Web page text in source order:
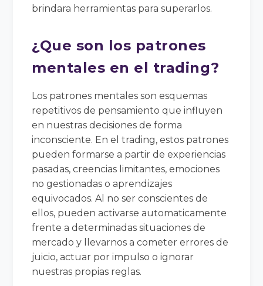
brindara herramientas para superarlos.
¿Que son los patrones
mentales en el trading?
Los patrones mentales son esquemas
repetitivos de pensamiento que influyen
en nuestras decisiones de forma
inconsciente. En el trading, estos patrones
pueden formarse a partir de experiencias
pasadas, creencias limitantes, emociones
no gestionadas o aprendizajes
equivocados. Al no ser conscientes de
ellos, pueden activarse automaticamente
frente a determinadas situaciones de
mercado y llevarnos a cometer errores de
juicio, actuar por impulso o ignorar
nuestras propias reglas.